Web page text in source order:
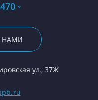
НАМИ
ул., 37Ж